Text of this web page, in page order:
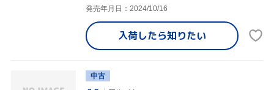
発売年月日：2024/10/16
入荷したら知りたい
中古